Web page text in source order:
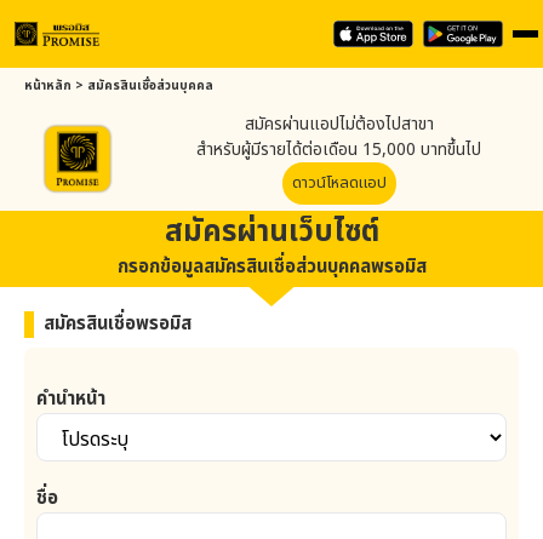
หน้าหลัก > สมัครสินเชื่อส่วนบุคคล
สมัครผ่านแอปไม่ต้องไปสาขา
สำหรับผู้มีรายได้ต่อเดือน 15,000 บาทขึ้นไป
ดาวน์โหลดแอป
สมัครผ่านเว็บไซต์
กรอกข้อมูลสมัครสินเชื่อส่วนบุคคลพรอมิส
สมัครสินเชื่อพรอมิส
คำนำหน้า
ชื่อ